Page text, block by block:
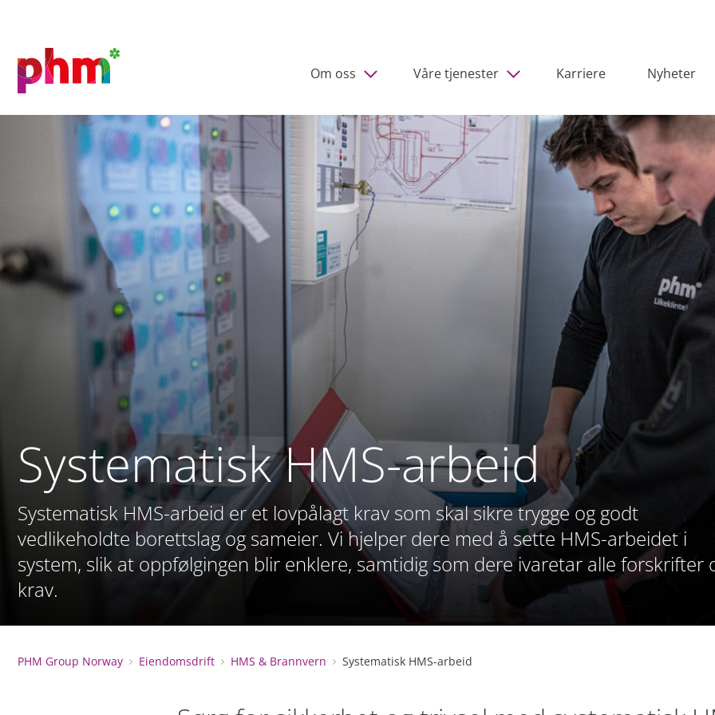
Om oss Våre tjenester Karriere Nyheter
Systematisk HMS-arbeid
Systematisk HMS-arbeid er et lovpålagt krav som skal sikre trygge og godt
vedlikeholdte borettslag og sameier. Vi hjelper dere med å sette HMS-arbeidet i
system, slik at oppfølgingen blir enklere, samtidig som dere ivaretar alle forskrifter
krav.
PHM Group Norway Eiendomsdrift HMS & Brannvern Systematisk HMS-arbeid